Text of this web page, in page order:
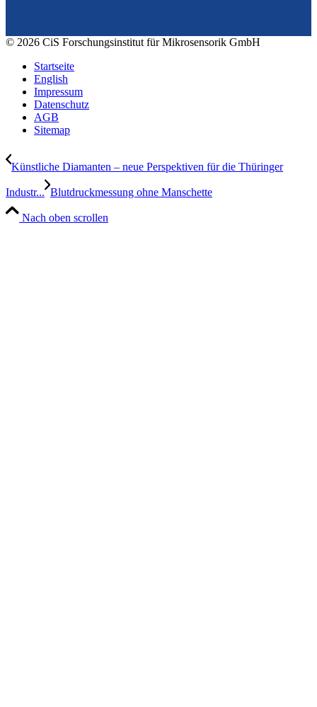
© 2026 CiS Forschungsinstitut für Mikrosensorik GmbH
Startseite
English
Impressum
Datenschutz
AGB
Sitemap
Künstliche Diamanten – neue Perspektiven für die Thüringer
Industr... Blutdruckmessung ohne Manschette
Nach oben scrollen